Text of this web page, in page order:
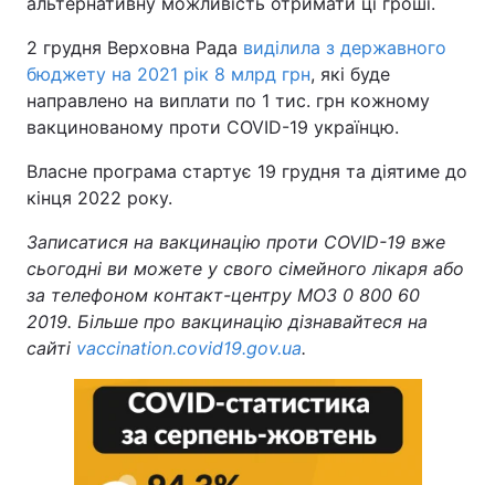
2 грудня Верховна Рада виділила з державного
бюджету на 2021 рік 8 млрд грн, які буде
направлено на виплати по 1 тис. грн кожному
вакцинованому проти COVID-19 українцю.
Власне програма стартує 19 грудня та діятиме до
кінця 2022 року.
Записатися на вакцинацію проти COVID-19 вже
сьогодні ви можете у свого сімейного лікаря або
за телефоном контакт-центру МОЗ 0 800 60
2019. Більше про вакцинацію дізнавайтеся на
сайті vaccination.covid19.gov.ua.